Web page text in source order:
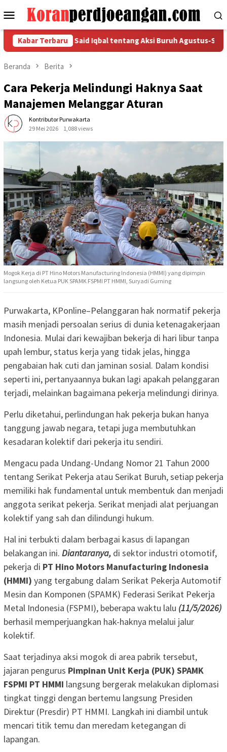
ke
Menu
Mobile
Kabar Terbaru
Pernyataan Said Iqbal tentang Aksi Buruh Agustus-September
Beranda Berita
Cara Pekerja Melindungi Haknya Saat
Manajemen Melanggar Aturan
Kontributor Purwakarta
29 Mei 2026
1,088 views
Mogok Kerja di PT Hino Motors Manufacturing Indonesia (HMMI) yang dipimpin
langsung oleh Ketua PUK SPAMK FSPMI PT HMMI, Suryadi Gurning
Purwakarta, KPonline–Pelanggaran hak normatif pekerja
masih menjadi persoalan serius di dunia ketenagakerjaan
Indonesia. Mulai dari kewajiban bekerja di hari libur tanpa
upah lembur, status kerja yang tidak jelas, hingga
pengabaian hak cuti dan jaminan sosial. Dalam kondisi
seperti ini, pertanyaannya bukan lagi apakah pelanggaran
terjadi, melainkan bagaimana pekerja melindungi dirinya.
Perlu diketahui, perlindungan hak pekerja bukan hanya
tanggung jawab negara, tetapi juga membutuhkan
kesadaran kolektif dari pekerja itu sendiri.
Mengacu pada Undang-Undang Nomor 21 Tahun 2000
tentang Serikat Pekerja atau Serikat Buruh, setiap pekerja
memiliki hak fundamental untuk membentuk dan menjadi
anggota serikat pekerja. Serikat menjadi alat perjuangan
kolektif yang sah dan dilindungi hukum.
Hal ini terbukti dalam berbagai kasus di lapangan
belakangan ini. Diantaranya, di sektor industri otomotif,
pekerja di PT Hino Motors Manufacturing Indonesia
(HMMI) yang tergabung dalam Serikat Pekerja Automotif
Mesin dan Komponen (SPAMK) Federasi Serikat Pekerja
Metal Indonesia (FSPMI), beberapa waktu lalu (11/5/2026)
berhasil memperjuangkan hak-haknya melalui jalur
kolektif.
Saat terjadinya aksi mogok di area pabrik tersebut,
jajaran pengurus Pimpinan Unit Kerja (PUK) SPAMK
FSPMI PT HMMI langsung bergerak melakukan diplomasi
tingkat tinggi dengan bertemu langsung Presiden
Direktur (Presdir) PT HMMI. Langkah ini diambil untuk
mencari titik temu dan meredam ketegangan di
lapangan.